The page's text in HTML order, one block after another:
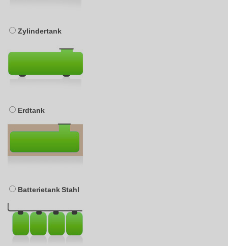
Zylindertank
Erdtank
Batterietank Stahl